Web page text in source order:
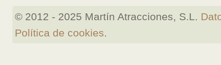
© 2012 - 2025 Martín Atracciones, S.L.
Política de cookies.